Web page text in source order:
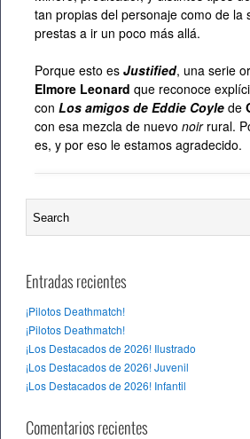
tan propias del personaje como de la
prestas a ir un poco más allá.
Porque esto es Justified, una serie
Elmore Leonard que reconoce
con Los amigos de Eddie Coyle de
con esa mezcla de nuevo noirrural.
es, y por eso le estamos agradecido.
Entradas recientes
¡Pilotos Deathmatch!
¡Pilotos Deathmatch!
¡Los Destacados de 2026! Ilustrado
¡Los Destacados de 2026! Juvenil
¡Los Destacados de 2026! Infantil
Comentarios recientes